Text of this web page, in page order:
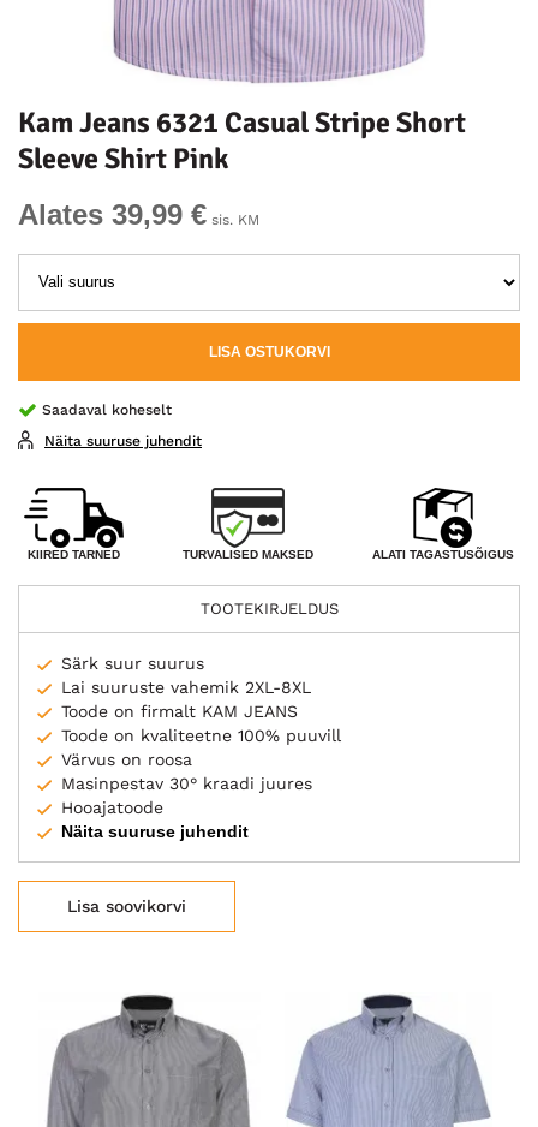
Kam Jeans 6321 Casual Stripe Short
Sleeve Shirt Pink
Alates 39,99 € sis. KM
LISA OSTUKORVI
Saadaval koheselt
Näita suuruse juhendit
KIIRED TARNED TURVALISED MAKSED ALATI TAGASTUSÕIGUS
TOOTEKIRJELDUS
Särk suur suurus
Lai suuruste vahemik 2XL-8XL
Toode on firmalt KAM JEANS
Toode on kvaliteetne 100% puuvill
Värvus on roosa
Masinpestav 30° kraadi juures
Hooajatoode
Näita suuruse juhendit
Lisa soovikorvi